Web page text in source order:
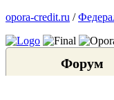
opora-credit.ru /
Форум